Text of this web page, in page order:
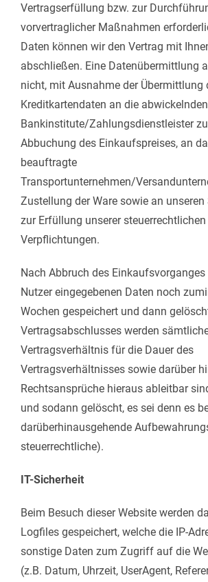
Vertragserfüllung bzw. zur
vorvertraglicher Maßnahmen
Daten können wir den Vertrag mit
abschließen. Eine Datenübermittlung
nicht, mit Ausnahme der Übermittlung
Kreditkartendaten an die abwickelnden
Bankinstitute/Zahlungsdienstleister
Abbuchung des Einkaufspreises, an
beauftragte
Transportunternehmen/
Zustellung der Ware sowie an unseren
zur Erfüllung unserer steuerrechtlichen
Verpflichtungen.
Nach Abbruch des
Nutzer eingegebenen Daten noch
Wochen gespeichert und dann
Vertragsabschlusses werden
Vertragsverhältnis für die Dauer des
Vertragsverhältnisses sowie darüber
Rechtsansprüche hieraus ableitbar
und sodann gelöscht, es sei denn es
darüberhinausgehende
steuerrechtliche).
IT-Sicherheit
Beim Besuch dieser Website werden
Logfiles gespeichert, welche die IP-
sonstige Daten zum Zugriff auf die
(z.B. Datum, Uhrzeit, UserAgent,